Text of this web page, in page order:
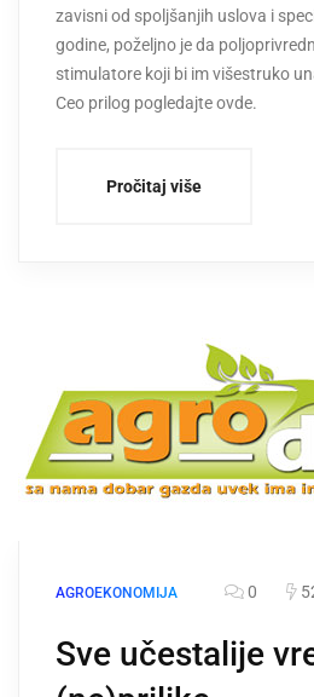
zavisni od spoljšanjih uslova i
godine, poželjno je da
stimulatore koji bi im višestruko
Ceo prilog pogledajte ovde.
Pročitaj više
AGROEKONOMIJA 0
Sve učestalije